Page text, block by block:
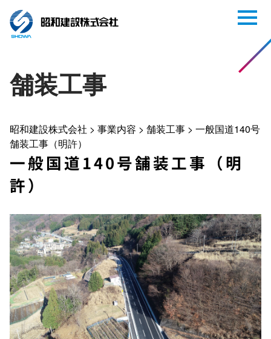
舗装工事
昭和建設株式会社 > 事業内容 > 舗装工事 > 一般国道140号
舗装工事（明許）
一般国道140号舗装工事（明
許）